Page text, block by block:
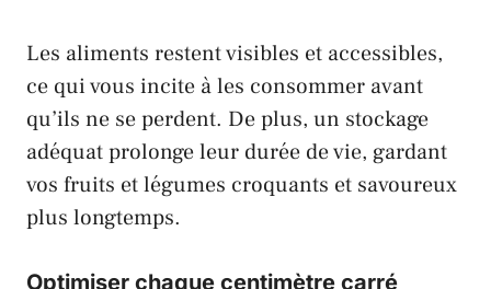
Les aliments restent visibles et accessibles,
ce qui vous incite à les consommer avant
qu’ils ne se perdent. De plus, un stockage
adéquat prolonge leur durée de vie, gardant
vos fruits et légumes croquants et savoureux
plus longtemps.
Optimiser chaque centimètre carré